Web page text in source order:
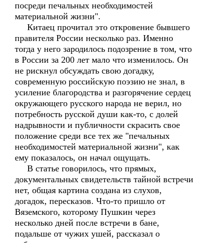
посреди печальных необходимостей
материальной жизни".
Китаец прочитал это откровение бывшего
правителя России несколько раз. Именно
тогда у него зародилось подозрение в том, что
в России за 200 лет мало что изменилось. Он
не рискнул обсуждать свою догадку,
современную российскую поэзию не знал, в
усиление благородства и разгорячение сердец
окружающего русского народа не верил, но
потребность русской души как-то, с долей
надрывности и публичности скрасить свое
положение среди все тех же "печальных
необходимостей материальной жизни", как
ему показалось, он начал ощущать.
В статье говорилось, что прямых,
документальных свидетельств тайной встречи
нет, общая картина создана из слухов,
догадок, пересказов. Что-то пришло от
Вяземского, которому Пушкин через
несколько дней после встречи в бане,
подальше от чужих ушей, рассказал о